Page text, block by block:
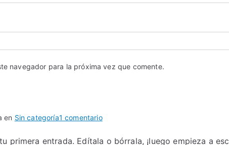
navegador para la próxima vez que comente.
en Sin categoría1 comentario
primera entrada. Edítala o bórrala, ¡luego empieza a